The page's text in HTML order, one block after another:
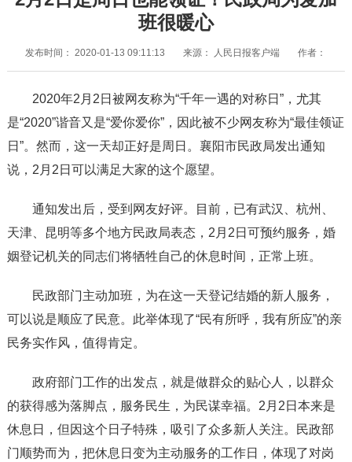
班很暖心
发布时间： 2020-01-13 09:11:13 来源： 人民日报客户端 作者：
2020年2月2日被网友称为“千年一遇的对称日”，尤其
是“2020”谐音又是“爱你爱你”，因此被不少网友称为“最佳领证
日”。然而，这一天却正好是周日。襄阳市民政局发出通知
说，2月2日可以满足大家的这个愿望。
通知发出后，受到网友好评。目前，已有武汉、杭州、
天津、昆明等多个地方民政局表态，2月2日可预约服务，婚
姻登记机关的同志们将牺牲自己的休息时间，正常上班。
民政部门主动加班，为在这一天登记结婚的新人服务，
可以说是顺应了民意。此举体现了“民有所呼，我有所应”的亲
民务实作风，值得肯定。
政府部门工作的出发点，就是做群众的贴心人，以群众
的获得感为落脚点，服务民生，为民谋幸福。2月2日本来是
休息日，但因这个日子特殊，吸引了众多新人关注。民政部
门顺势而为，把休息日变为主动服务的工作日，体现了对岗